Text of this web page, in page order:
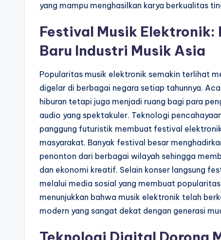
yang mampu menghasilkan karya berkualitas
Festival Musik Elektronik:
Baru Industri Musik Asia
Popularitas musik elektronik semakin terlihat
digelar di berbagai negara setiap tahunnya.
hiburan tetapi juga menjadi ruang bagi para
audio yang spektakuler. Teknologi
panggung futuristik membuat festival
masyarakat. Banyak festival besar
penonton dari berbagai wilayah sehingga
dan ekonomi kreatif. Selain konser langsung
melalui media sosial yang membuat
menunjukkan bahwa musik elektronik telah
modern yang sangat dekat dengan generasi